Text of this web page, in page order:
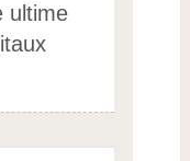
ultime